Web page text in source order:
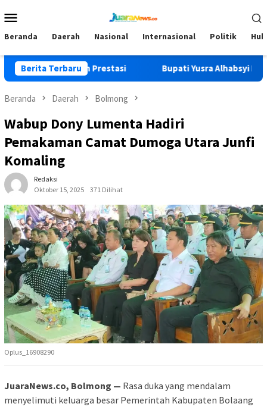
ke
Mobile
Beranda Daerah Nasional Internasional Politik
Berita Terbaru
dan Raih Prestasi Bupati Yusra Alhabsyi Datangi
Beranda Daerah Bolmong
Wabup Dony Lumenta Hadiri
Pemakaman Camat Dumoga Utara Junfi
Komaling
Redaksi
Oktober 15, 2025
371 Dilihat
Oplus_16908290
JuaraNews.co, Bolmong — Rasa duka yang mendalam
menyelimuti keluarga besar Pemerintah Kabupaten Bolaang